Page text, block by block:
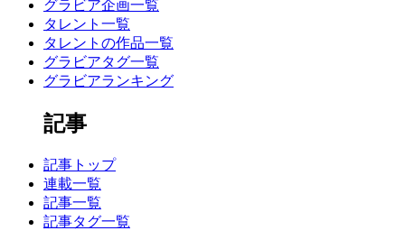
グラビア企画一覧
タレント一覧
タレントの作品一覧
グラビアタグ一覧
グラビアランキング
記事
記事トップ
連載一覧
記事一覧
記事タグ一覧